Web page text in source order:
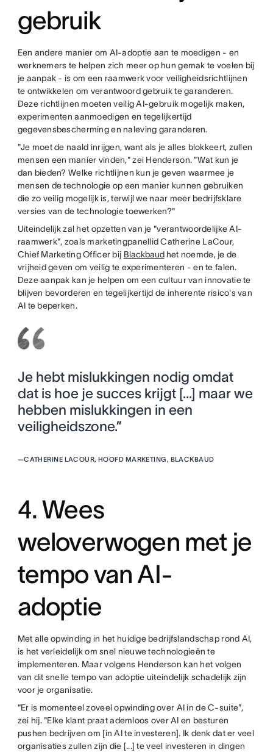
gebruik
Een andere manier om AI-adoptie aan te moedigen - en
werknemers te helpen zich meer op hun gemak te voelen bij
je aanpak - is om een raamwerk voor veiligheidsrichtlijnen
te ontwikkelen om verantwoord gebruik te garanderen.
Deze richtlijnen moeten veilig AI-gebruik mogelijk maken,
experimenten aanmoedigen en tegelijkertijd
gegevensbescherming en naleving garanderen.
"Je moet de naald inrijgen, want als je alles blokkeert, zullen
mensen een manier vinden," zei Henderson. "Wat kun je
dan bieden? Welke richtlijnen kun je geven waarmee je
mensen de technologie op een manier kunnen gebruiken
die zo veilig mogelijk is, terwijl we naar meer bedrijfsklare
versies van de technologie toewerken?"
Uiteindelijk zal het opzetten van je "verantwoordelijke AI-
raamwerk", zoals marketingpanellid Catherine LaCour,
Chief Marketing Officer bij Blackbaudhet noemde, je de
vrijheid geven om veilig te experimenteren - en te falen.
Deze aanpak kan je helpen om een cultuur van innovatie te
blijven bevorderen en tegelijkertijd de inherente risico's van
AI te beperken.
Je hebt mislukkingen nodig omdat
dat is hoe je succes krijgt [...] maar we
hebben mislukkingen in een
veiligheidszone.”
—CATHERINE LACOUR, HOOFD MARKETING, BLACKBAUD
4. Wees
weloverwogen met je
tempo van AI-
adoptie
Met alle opwinding in het huidige bedrijfslandschap rond AI,
is het verleidelijk om snel nieuwe technologieën te
implementeren. Maar volgens Henderson kan het volgen
van dit snelle tempo van adoptie uiteindelijk schadelijk zijn
voor je organisatie.
"Er is momenteel zoveel opwinding over AI in de C-suite",
zei hij. "Elke klant praat ademloos over AI en besturen
pushen bedrijven om [in AI te investeren]. Ik denk dat er veel
organisaties zullen zijn die [...] te veel investeren in dingen